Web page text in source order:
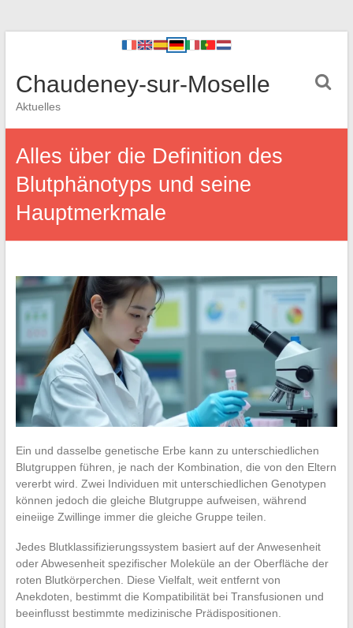
Chaudeney-sur-Moselle
Aktuelles
Alles über die Definition des
Blutphänotyps und seine
Hauptmerkmale
Ein und dasselbe genetische Erbe kann zu unterschiedlichen
Blutgruppen führen, je nach der Kombination, die von den Eltern
vererbt wird. Zwei Individuen mit unterschiedlichen Genotypen
können jedoch die gleiche Blutgruppe aufweisen, während
eineiige Zwillinge immer die gleiche Gruppe teilen.
Jedes Blutklassifizierungssystem basiert auf der Anwesenheit
oder Abwesenheit spezifischer Moleküle an der Oberfläche der
roten Blutkörperchen. Diese Vielfalt, weit entfernt von
Anekdoten, bestimmt die Kompatibilität bei Transfusionen und
beeinflusst bestimmte medizinische Prädispositionen.